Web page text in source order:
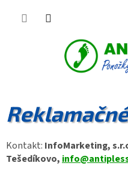
Kontakt: InfoMarketing,
Tešedíkovo,